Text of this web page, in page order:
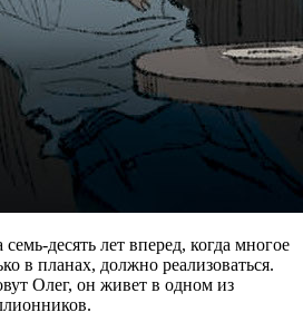
десять лет вперед, когда многое
в планах, должно реализоваться.
Олег, он живет в одном из